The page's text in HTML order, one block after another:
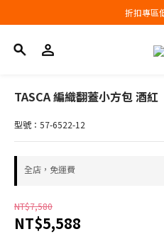
會員結帳新品滿3000現
折扣專區
TASCA 編織翻蓋小方包 酒紅
型號：57-6522-12
全店，免運費
NT$7,580
NT$5,588